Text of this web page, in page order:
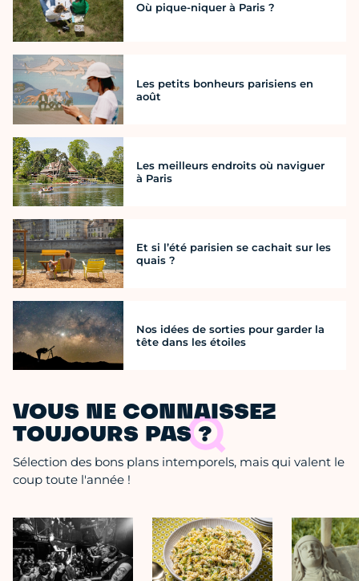
Où pique-niquer à Paris ?
Les petits bonheurs parisiens en
août
Les meilleurs endroits où naviguer
à Paris
Et si l’été parisien se cachait sur les
quais ?
Nos idées de sorties pour garder la
tête dans les étoiles
VOUS NE CONNAISSEZ
TOUJOURS PAS ?
Sélection des bons plans intemporels, mais qui valent le
coup toute l'année !